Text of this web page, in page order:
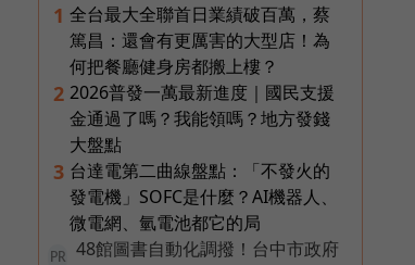
1 全台最大全聯首日業績破百萬，蔡
篤昌：還會有更厲害的大型店！為
何把餐廳健身房都搬上樓？
2 2026普發一萬最新進度｜國民支援
金通過了嗎？我能領嗎？地方發錢
大盤點
3 台達電第二曲線盤點：「不發火的
發電機」SOFC是什麼？AI機器人、
微電網、氫電池都它的局
PR
48館圖書自動化調撥！台中市政府